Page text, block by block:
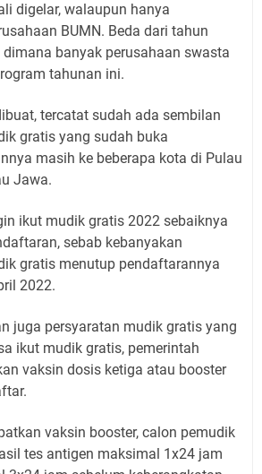
digelar, walaupun hanya
BUMN. Beda dari tahun
banyak perusahaan swasta
tahunan ini.
tercatat sudah ada sembilan
gratis yang sudah buka
masih ke beberapa kota di Pulau
Jawa.
ikut mudik gratis 2022 sebaiknya
sebab kebanyakan
gratis menutup pendaftarannya
2022.
juga persyaratan mudik gratis yang
ikut mudik gratis, pemerintah
vaksin dosis ketiga atau booster
vaksin booster, calon pemudik
tes antigen maksimal 1x24 jam